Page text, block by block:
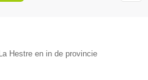
Hestre en in de provincie